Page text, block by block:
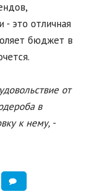
- это отличная
бюджет в
от
в
к нему, -